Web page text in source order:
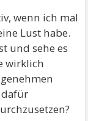
wenn ich mal
Lust habe.
und sehe es
wirklich
dafür